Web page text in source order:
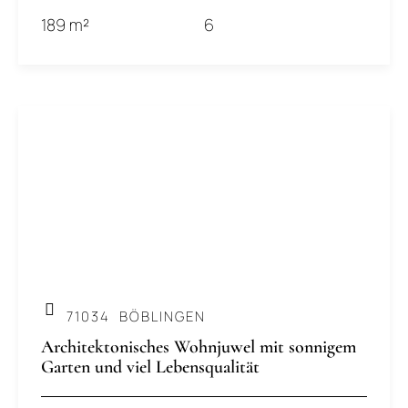
189 m² 6
71034 BÖBLINGEN
Architektonisches Wohnjuwel mit sonnigem
Garten und viel Lebensqualität